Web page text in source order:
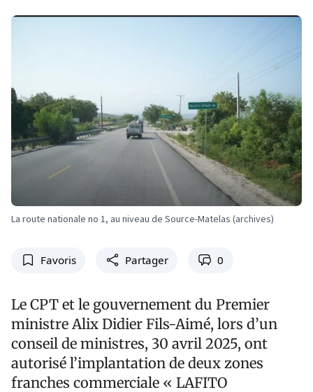
La route nationale no 1, au niveau de Source-Matelas (archives)
Favoris Partager 0
Le CPT et le gouvernement du Premier
ministre Alix Didier Fils-Aimé, lors d’un
conseil de ministres, 30 avril 2025, ont
autorisé l’implantation de deux zones
franches commerciale « LAFITO